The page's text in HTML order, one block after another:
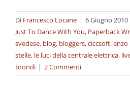
Di Francesco Locane | 6 Giugno 2010
Just To Dance With You, Paperback
svedese, blog, bloggers,ciccsoft,enzo
stelle, le luci della centrale elettrica,
brondi | 2 Commenti